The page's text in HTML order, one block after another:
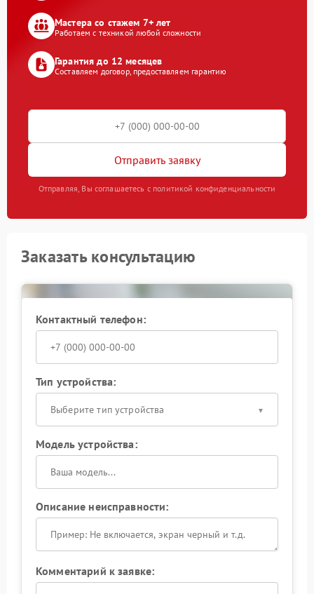
Мастера со стажем 7+ лет
Работаем с техникой любой сложности
Гарантия до 12 месяцев
Составляем договор, предоставляем гарантию
Отправить заявку
Отправляя, Вы соглашаетесь с политикой конфиденциальности
Заказать консультацию
Контактный телефон:
Тип устройства:
Выберите тип устройства
Модель устройства:
Описание неисправности:
Комментарий к заявке: